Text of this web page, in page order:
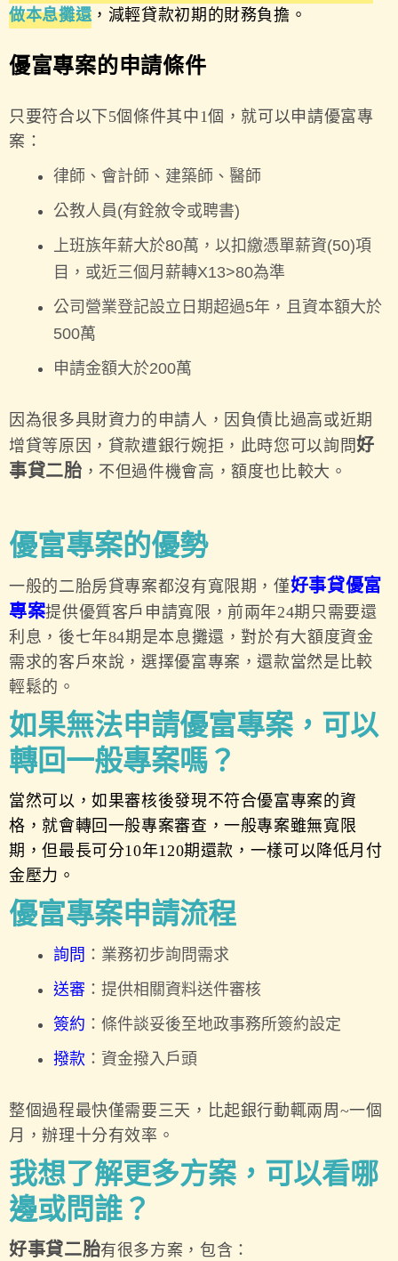
做本息攤還 ，減輕貸款初期的財務負擔。
優富專案的申請條件
只要符合以下5個條件其中1個，就可以申請優富專
案：
律師、會計師、建築師、醫師
公教人員(有銓敘令或聘書)
上班族年薪大於80萬，以扣繳憑單薪資(50)項
目，或近三個月薪轉X13>80為準
公司營業登記設立日期超過5年，且資本額大於
500萬
申請金額大於200萬
因為很多具財資力的申請人，因負債比過高或近期
增貸等原因，貸款遭銀行婉拒，此時您可以詢問好
事貸二胎 ，不但過件機會高，額度也比較大。
優富專案的優勢
一般的二胎房貸專案都沒有寬限期，僅好事貸優富
專案提供優質客戶申請寬限，前兩年24期只需要還
利息，後七年84期是本息攤還，對於有大額度資金
需求的客戶來說，選擇優富專案，還款當然是比較
輕鬆的。
如果無法申請優富專案，可以
轉回一般專案嗎？
當然可以，如果審核後發現不符合優富專案的資
格，就會轉回一般專案審查，一般專案雖無寬限
期，但最長可分10年120期還款， 一樣可以降低月付
金壓力。
優富專案申請流程
詢問 ：業務初步詢問需求
送審 ：提供相關資料送件審核
簽約 ：條件談妥後至地政事務所簽約設定
撥款 ：資金撥入戶頭
整個過程最快僅需要三天，比起銀行動輒兩周~一個
月，辦理十分有效率。
我想了解更多方案，可以看哪
邊或問誰？
好事貸二胎有很多方案，包含：